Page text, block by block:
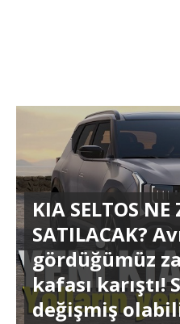
KIA SELTOS
SATILACAK?
gördüğümüz
kafası karıştı!
değişmiş